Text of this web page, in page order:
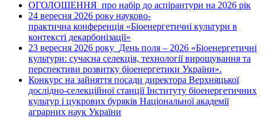
ОГОЛОШЕННЯ про набір до аспірантури на 2026 рік
24 вересня 2026 року науково-
практична конференція «Біоенергетичні культури в
контексті декарбонізації»
23 вересня 2026 року День поля – 2026 «Біоенергетичні
культури: сучасна селекція, технології вирощування та
перспективи розвитку біоенергетики України».
Конкурс на зайняття посади директора Верхняцької
дослідно-селекційної станції Інституту біоенергетичних
культур і цукрових буряків Національної академії
аграрних наук України